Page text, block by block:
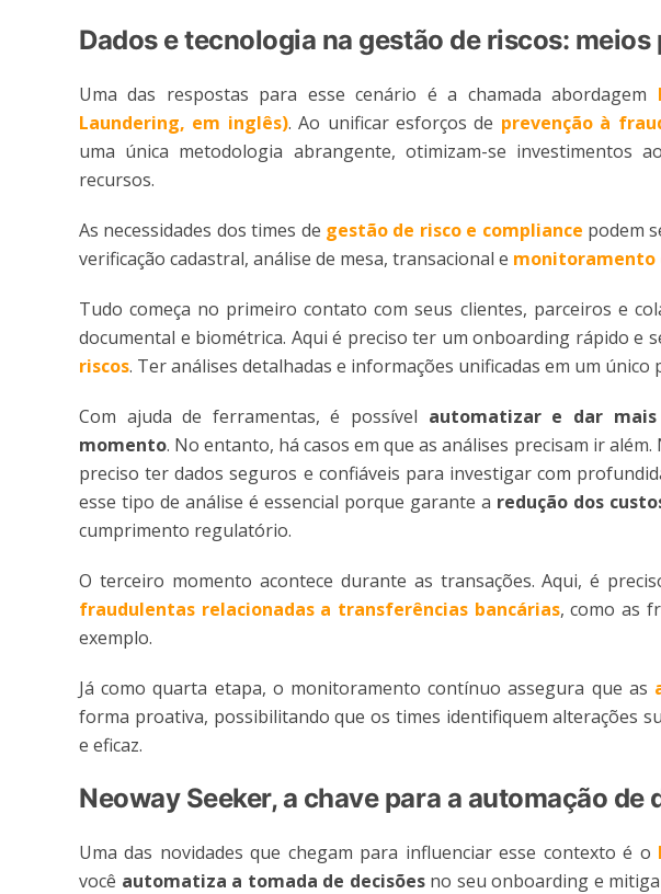
Dados e tecnologia na gestão de riscos:
Uma das respostas para esse cenário é a chamada abordagem
Laundering, em inglês). Ao unificar esforços de prevenção à
uma única metodologia abrangente, otimizam-se investimentos
recursos.
As necessidades dos times de gestão de risco e compliance podem
verificação cadastral, análise de mesa, transacional e monitoramento
Tudo começa no primeiro contato com seus clientes, parceiros e
documental e biométrica. Aqui é preciso ter um onboarding rápido e
riscos. Ter análises detalhadas e informações unificadas em um
Com ajuda de ferramentas, é possível automatizar e dar
momento. No entanto, há casos em que as análises precisam ir além.
preciso ter dados seguros e confiáveis para investigar com
esse tipo de análise é essencial porque garante a redução dos
cumprimento regulatório.
O terceiro momento acontece durante as transações. Aqui, é
fraudulentas relacionadas a transferências bancárias, como as
exemplo.
Já como quarta etapa, o monitoramento contínuo assegura que as
forma proativa, possibilitando que os times identifiquem alterações
e eficaz.
Neoway Seeker, a chave para a automação de
Uma das novidades que chegam para influenciar esse contexto é o
você automatiza a tomada de decisões no seu onboarding e